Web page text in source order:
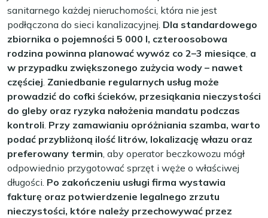
sanitarnego każdej nieruchomości, która nie jest
podłączona do sieci kanalizacyjnej. Dla standardowego
zbiornika o pojemności 5 000 l, czteroosobowa
rodzina powinna planować wywóz co 2–3 miesiące, a
w przypadku zwiększonego zużycia wody – nawet
częściej. Zaniedbanie regularnych usług może
prowadzić do cofki ścieków, przesiąkania nieczystości
do gleby oraz ryzyka nałożenia mandatu podczas
kontroli. Przy zamawianiu opróżniania szamba, warto
podać przybliżoną ilość litrów, lokalizację włazu oraz
preferowany termin, aby operator beczkowozu mógł
odpowiednio przygotować sprzęt i węże o właściwej
długości. Po zakończeniu usługi firma wystawia
fakturę oraz potwierdzenie legalnego zrzutu
nieczystości, które należy przechowywać przez